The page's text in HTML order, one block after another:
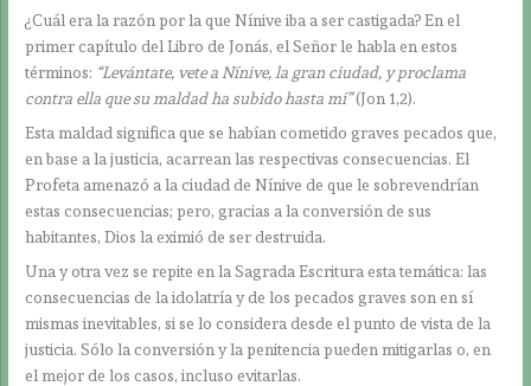
¿Cuál era la razón por la que Nínive iba a ser castigada? En el
primer capítulo del Libro de Jonás, el Señor le habla en estos
términos: “Levántate, vete a Nínive, la gran ciudad, y proclama
contra ella que su maldad ha subido hasta mí”(Jon 1,2).
Esta maldad significa que se habían cometido graves pecados que,
en base a la justicia, acarrean las respectivas consecuencias. El
Profeta amenazó a la ciudad de Nínive de que le sobrevendrían
estas consecuencias; pero, gracias a la conversión de sus
habitantes, Dios la eximió de ser destruida.
Una y otra vez se repite en la Sagrada Escritura esta temática: las
consecuencias de la idolatría y de los pecados graves son en sí
mismas inevitables, si se lo considera desde el punto de vista de la
justicia. Sólo la conversión y la penitencia pueden mitigarlas o, en
el mejor de los casos, incluso evitarlas.